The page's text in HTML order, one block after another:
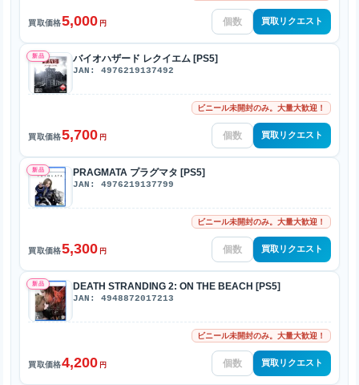
買取価格5,000 円 買取リクエスト
新品 バイオハザード レクイエム [PS5]
JAN: 4976219137492
ビニール未開封のみ。大量大歓迎！
買取価格5,700 円 買取リクエスト
新品 PRAGMATA プラグマタ [PS5]
JAN: 4976219137799
ビニール未開封のみ。大量大歓迎！
買取価格5,300 円 買取リクエスト
新品 DEATH STRANDING 2: ON THE BEACH [PS5]
JAN: 4948872017213
ビニール未開封のみ。大量大歓迎！
買取価格4,200 円 買取リクエスト